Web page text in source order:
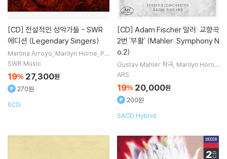
[CD] 전설적인 성악가들 - SWR
에디션 (Legendary Singers)
Martina Arroyo Marilyn Horne Pe
ter Anders
SWR Music
19% 27,300원
270원
6CD
[CD] Adam Fischer 말러: 교향곡
2번 '부활' (Mahler: Symphony N
o.2)
Gustav Mahler 작곡 Marilyn Horne
노래
ARS
19% 20,000원
200원
SACD Hybrid